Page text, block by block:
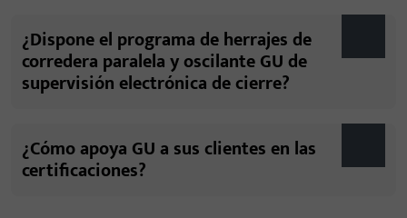
¿Dispone el programa de herrajes de
corredera paralela y oscilante GU de
supervisión electrónica de cierre?
¿Cómo apoya GU a sus clientes en las
certificaciones?